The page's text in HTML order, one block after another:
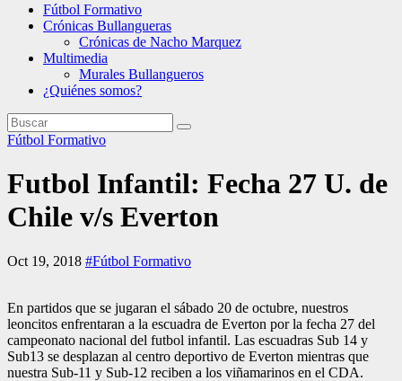
Fútbol Formativo
Crónicas Bullangueras
Crónicas de Nacho Marquez
Multimedia
Murales Bullangueros
¿Quiénes somos?
Fútbol Formativo
Futbol Infantil: Fecha 27 U. de
Chile v/s Everton
Oct 19, 2018 #Fútbol Formativo
En partidos que se jugaran el sábado 20 de octubre, nuestros
leoncitos enfrentaran a la escuadra de Everton por la fecha 27 del
campeonato nacional del futbol infantil. Las escuadras Sub 14 y
Sub13 se desplazan al centro deportivo de Everton mientras que
nuestra Sub-11 y Sub-12 reciben a los viñamarinos en el CDA.